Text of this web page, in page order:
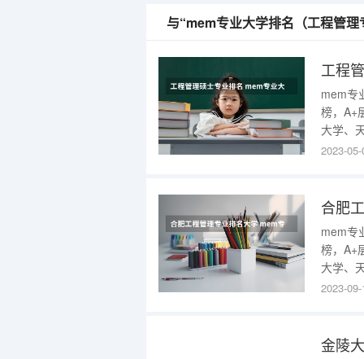
与“mem专业大学排名（工程管
工程
mem专
榜，A+
大学、
重庆大
2023-
合肥
mem专
榜，A+
大学、
重庆大
2023-
金陵